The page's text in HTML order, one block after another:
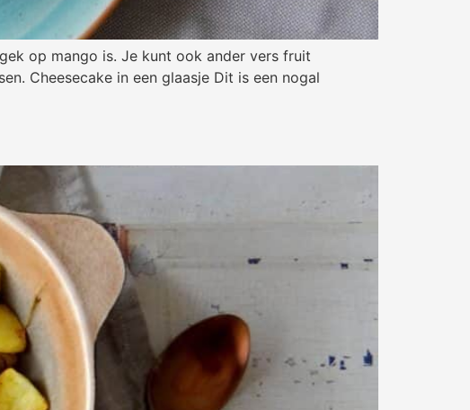
op mango is. Je kunt ook ander vers fruit
Cheesecake in een glaasje Dit is een nogal